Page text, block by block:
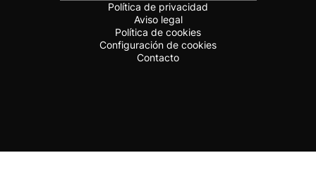
Política de privacidad
Aviso legal
Política de cookies
Configuración de cookies
Contacto